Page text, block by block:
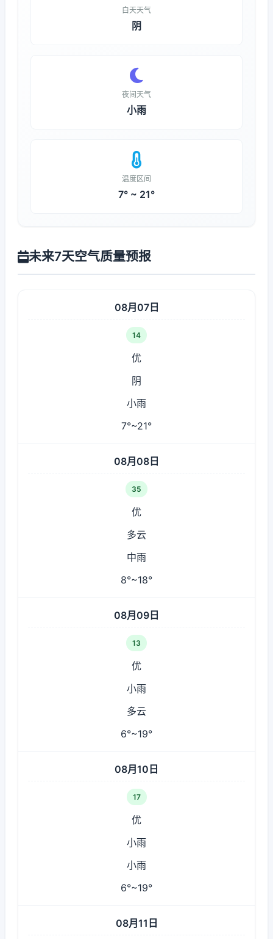
白天天气
阴
夜间天气
小雨
温度区间
7° ~ 21°
未来7天空气质量预报
08月07日
14
优
阴
小雨
7°~21°
08月08日
35
优
多云
中雨
8°~18°
08月09日
13
优
小雨
多云
6°~19°
08月10日
17
优
小雨
小雨
6°~19°
08月11日